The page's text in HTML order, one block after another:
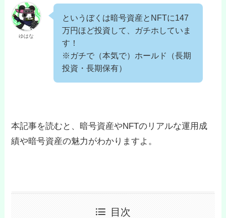
ゆはな
というぼくは暗号資産とNFTに147
万円ほど投資して、ガチホしていま
す！
※ガチで（本気で）ホールド（長期
投資・長期保有）
本記事を読むと、暗号資産やNFTのリアルな運用成
績や暗号資産の魅力がわかりますよ。
目次